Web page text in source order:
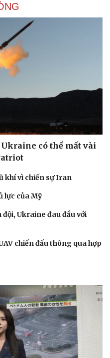
có thể mất vài
khí vì chiến sự Iran
lực của Mỹ
Ukraine đau đầu với
chiến đấu thông qua hợp